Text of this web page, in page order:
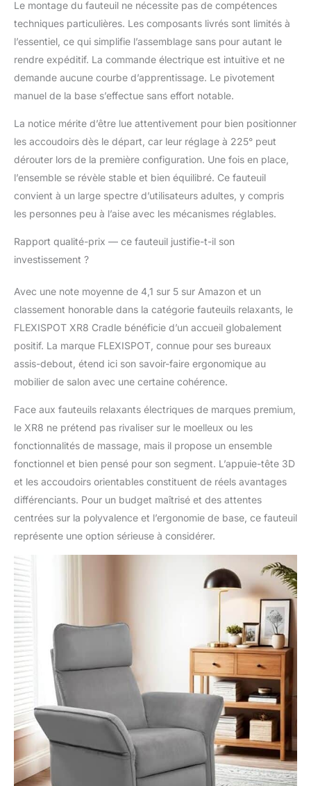
entretenir apporte une
touche élégante et
chaleureuse à votre
salon tout au long de
l’année.
Le montage du fauteuil ne nécessite pas de compétences
techniques particulières. Les composants livrés sont limités à
l’essentiel, ce qui simplifie l’assemblage sans pour autant le
rendre expéditif. La commande électrique est intuitive et ne
demande aucune courbe d’apprentissage. Le pivotement
manuel de la base s’effectue sans effort notable.
La notice mérite d’être lue attentivement pour bien positionner
les accoudoirs dès le départ, car leur réglage à 225° peut
dérouter lors de la première configuration. Une fois en place,
l’ensemble se révèle stable et bien équilibré. Ce fauteuil
convient à un large spectre d’utilisateurs adultes, y compris
les personnes peu à l’aise avec les mécanismes réglables.
Rapport qualité-prix — ce fauteuil justifie-t-il son
investissement ?
Avec une note moyenne de 4,1 sur 5 sur Amazon et un
classement honorable dans la catégorie fauteuils relaxants, le
FLEXISPOT XR8 Cradle bénéficie d’un accueil globalement
positif. La marque FLEXISPOT, connue pour ses bureaux
assis-debout, étend ici son savoir-faire ergonomique au
mobilier de salon avec une certaine cohérence.
Face aux fauteuils relaxants électriques de marques premium,
le XR8 ne prétend pas rivaliser sur le moelleux ou les
fonctionnalités de massage, mais il propose un ensemble
fonctionnel et bien pensé pour son segment. L’appuie-tête 3D
et les accoudoirs orientables constituent de réels avantages
différenciants. Pour un budget maîtrisé et des attentes
centrées sur la polyvalence et l’ergonomie de base, ce fauteuil
représente une option sérieuse à considérer.